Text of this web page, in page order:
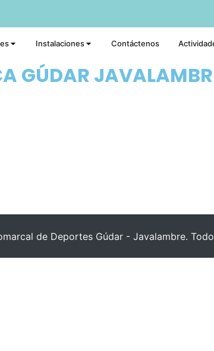
Instalaciones Contáctenos
GÚDAR
de Deportes Gúdar - Javalambre.